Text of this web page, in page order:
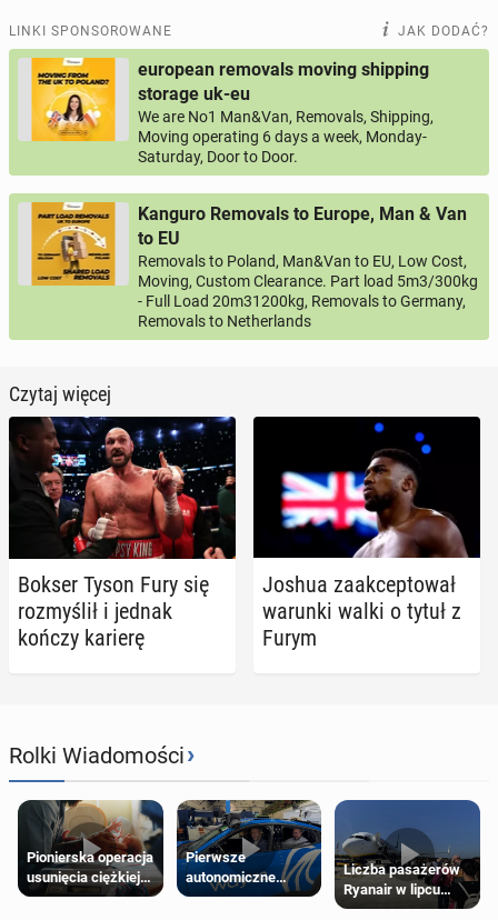
LINKI SPONSOROWANE JAK DODAĆ?
european removals moving shipping
storage uk-eu
We are No1 Man&Van, Removals, Shipping,
Moving operating 6 days a week, Monday-
Saturday, Door to Door.
Kanguro Removals to Europe, Man & Van
to EU
Removals to Poland, Man&Van to EU, Low Cost,
Moving, Custom Clearance. Part load 5m3/300kg
- Full Load 20m31200kg, Removals to Germany,
Removals to Netherlands
Czytaj więcej
Bokser Tyson Fury się
roz­my­ślił i jednak
kończy karierę
Joshua za­ak­cep­to­wał
warunki walki o tytuł z
Furym
Rolki Wiadomości›
Pionierska operacja
usunięcia ciężkiej
wady wrodzonej
Pierwsze
autonomiczne
Ubery pojawią się
Liczba pasażerów
Ryanair w lipcu
pobiła rekord